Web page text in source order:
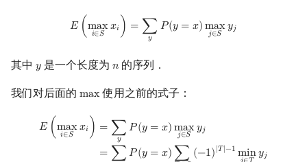
𝐸 (max
𝑖∈𝑆 𝑥𝑖 ) = ∑
𝑦
𝑃(𝑦 = 𝑥)max
𝑗∈𝑆 𝑦𝑗
E (max S =∑yP (y= max
其中 𝑦
y是一个长度为 𝑛
n 的序列．
我们对后面的 max
max使用之前的式子：
𝐸 (max
𝑖∈𝑆 𝑥𝑖 ) = ∑
𝑦
𝑃(𝑦 = 𝑥)max
𝑗∈𝑆 𝑦𝑗
= ∑𝑃(𝑦 = 𝑥) ∑ (−1)|𝑇|−1 min𝑦𝑗
maxi∈S P x)maxj =